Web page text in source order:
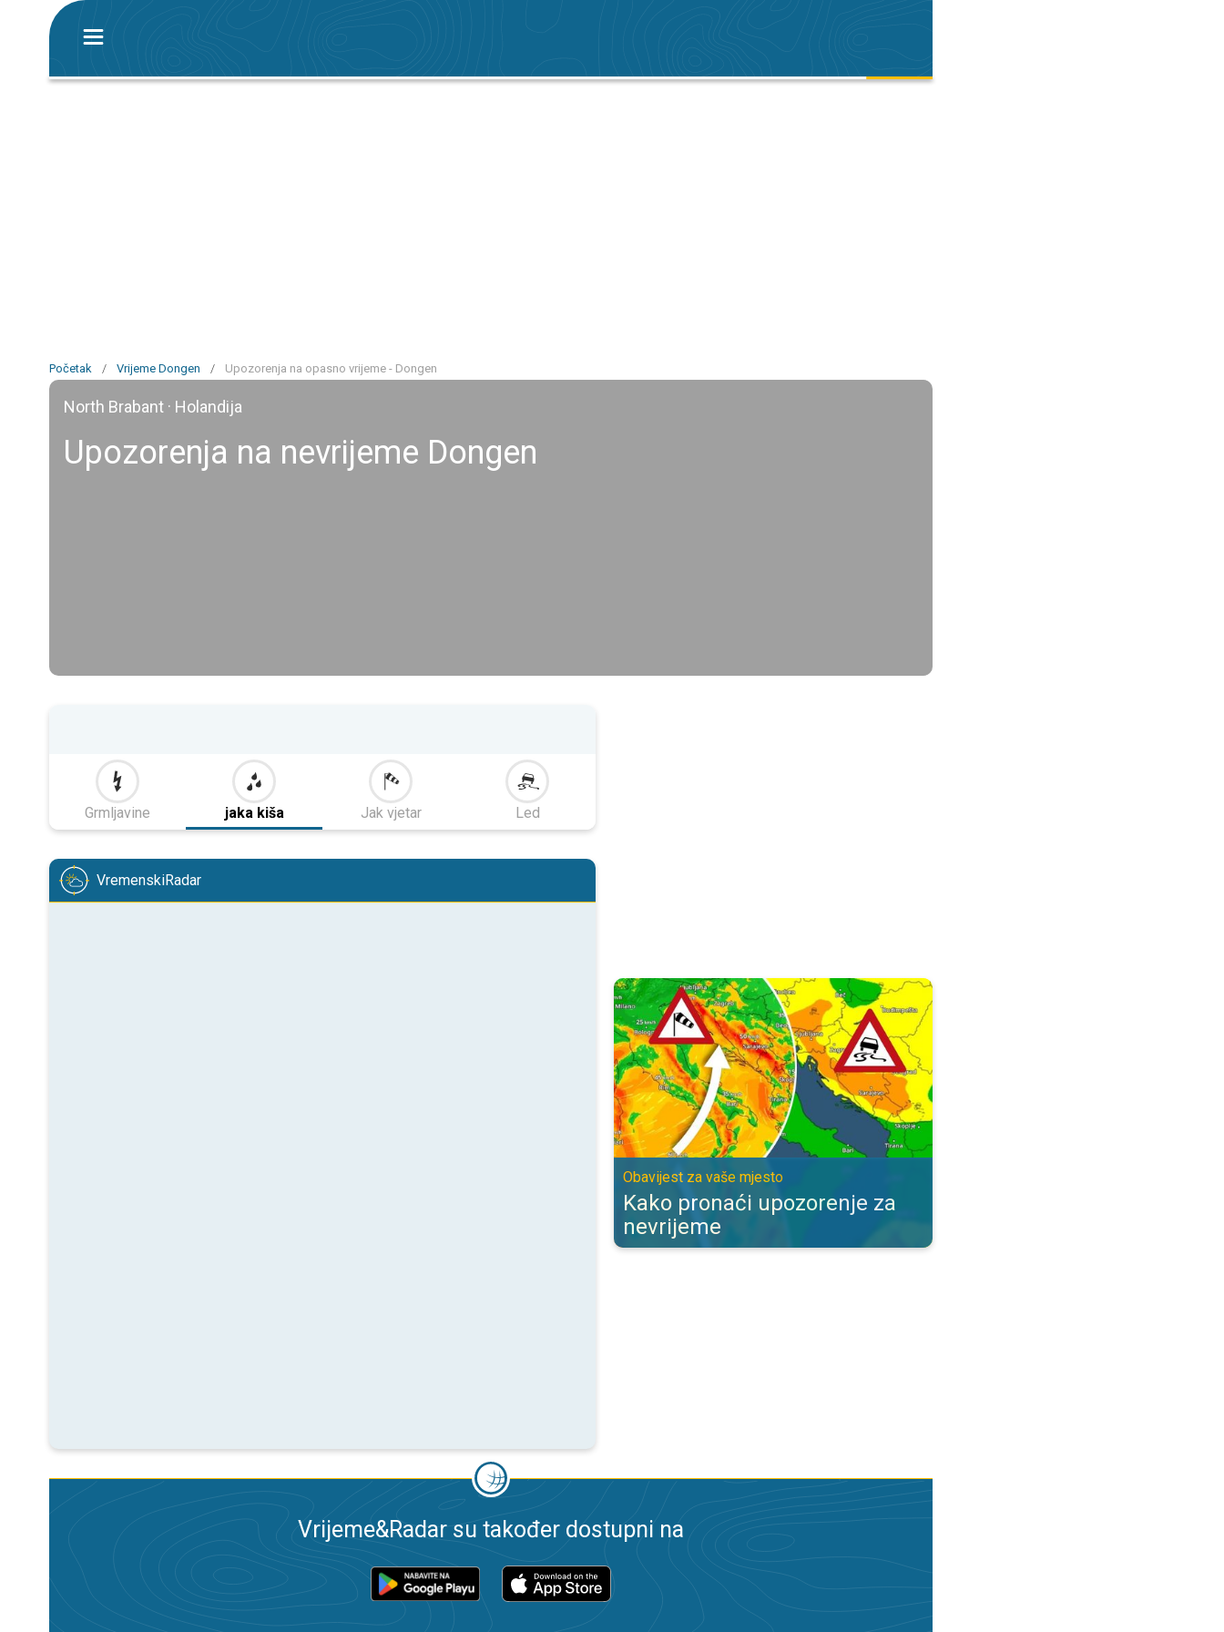
Početak / Vrijeme Dongen / Upozorenja na opasno vrijeme - Dongen
North Brabant · Holandija
Upozorenja na nevrijeme Dongen
Grmljavine jaka kiša Jak vjetar Led
VremenskiRadar
Kako pronaći upozorenje za nevrijeme. Obavijest za vaše mjesto. . .
Obavijest za vaše mjesto
Kako pronaći upozorenje za
nevrijeme
Vrijeme&Radar su također dostupni na